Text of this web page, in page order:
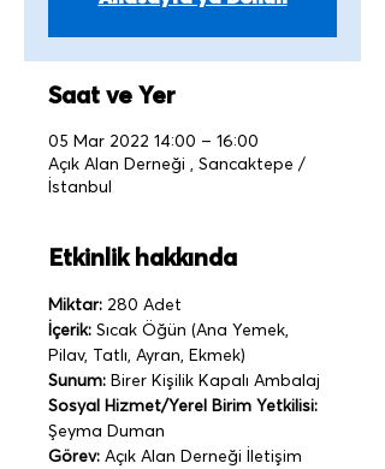
Saat ve Yer
05 Mar 2022 14:00 – 16:00
Açık Alan Derneği , Sancaktepe /
İstanbul
Etkinlik hakkında
Miktar: 280 Adet
İçerik: Sıcak Öğün (Ana Yemek,
Pilav, Tatlı, Ayran, Ekmek)
Sunum: Birer Kişilik Kapalı Ambalaj
Sosyal Hizmet/Yerel Birim Yetkilisi:
Şeyma Duman
Görev: Açık Alan Derneği İletişim